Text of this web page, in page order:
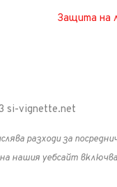
Защита на
si-vignette.net
разходи за
нашия уебсайт